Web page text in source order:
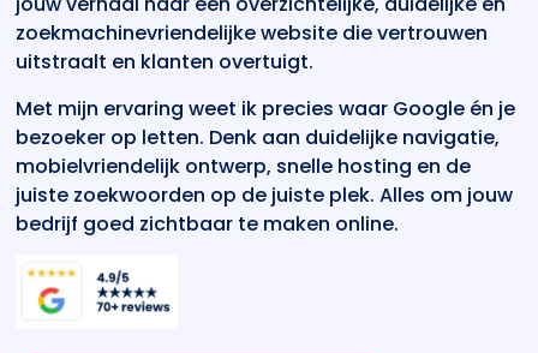
zoekmachinevriendelijke website die vertrouwen
uitstraalt en klanten overtuigt.
Met mijn ervaring weet ik precies waar Google én je
bezoeker op letten. Denk aan duidelijke navigatie,
mobielvriendelijk ontwerp, snelle hosting en de
juiste zoekwoorden op de juiste plek. Alles om jouw
bedrijf goed zichtbaar te maken online.